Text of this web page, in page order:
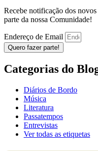
Recebe notificação dos
parte da nossa Comunidade!
Endereço de Email
Quero fazer parte!
Categorias do
Diários de Bordo
Música
Literatura
Passatempos
Entrevistas
Ver todas as etiquetas